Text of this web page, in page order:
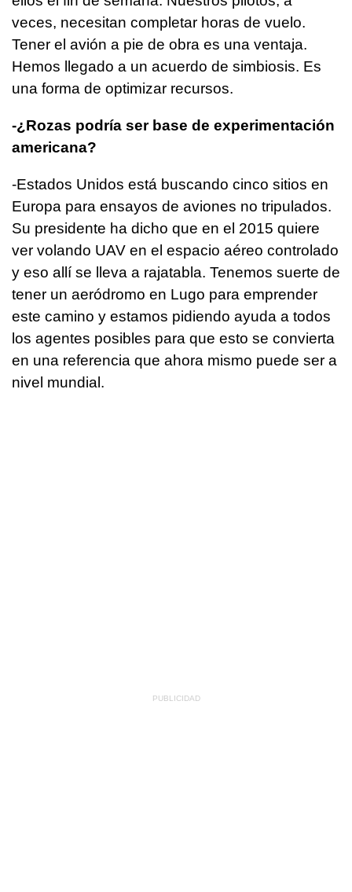
veces, necesitan completar horas de vuelo.
Tener el avión a pie de obra es una ventaja.
Hemos llegado a un acuerdo de simbiosis. Es
una forma de optimizar recursos.
-¿Rozas podría ser base de experimentación
americana?
-Estados Unidos está buscando cinco sitios en
Europa para ensayos de aviones no tripulados.
Su presidente ha dicho que en el 2015 quiere
ver volando UAV en el espacio aéreo controlado
y eso allí se lleva a rajatabla. Tenemos suerte de
tener un aeródromo en Lugo para emprender
este camino y estamos pidiendo ayuda a todos
los agentes posibles para que esto se convierta
en una referencia que ahora mismo puede ser a
nivel mundial.